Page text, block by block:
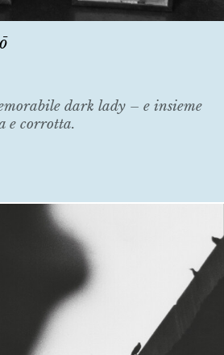
dark lady – e insieme
e corrotta.